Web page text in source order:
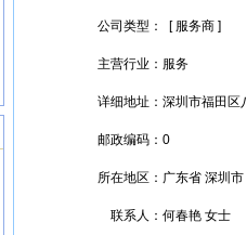
公司类型： [ 服务商 ]
主营行业： 服务
详细地址： 深圳市福田区
邮政编码： 0
所在地区： 广东省 深圳市
联系人： 何春艳 女士